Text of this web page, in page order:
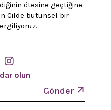
ötesine geçtiğine
Cilde bütünsel bir
olun
Gönder